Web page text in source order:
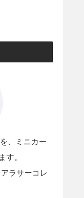
、ミニカー
す。
ラサーコレ